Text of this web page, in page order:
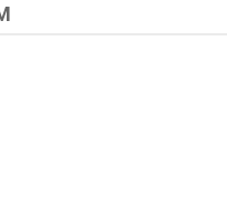
регионов была
в 1991 году
При его создании
праздников,